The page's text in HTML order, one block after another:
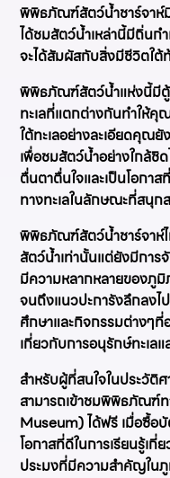
พิพิธภัณฑ์สัตว์น้ำชาร์จาห์
ได้ชมสัตว์น้ำเหล่านี้มีถิ่น
จะได้สัมผัสกับสิ่งมีชีวิตใต้
พิพิธภัณฑ์สัตว์น้ำแห่งนี้มี
ทะเลที่แตกต่างกันทำให้คุ
ใต้ทะเลอย่างละเอียดคุณยั
เพื่อชมสัตว์น้ำอย่างใกล้
ตื่นตาตื่นใจและเป็นโอกา
ทางทะเลในลักษณะที่สนุก
พิพิธภัณฑ์สัตว์น้ำชาร์จาห์
สัตว์น้ำเท่านั้นแต่ยังมีการ
มีความหลากหลายของภู
จนถึงแนวปะการังลึกลงไ
ศึกษาและกิจกรรมต่างๆที่
เกี่ยวกับการอนุรักษ์ทะเล
สำหรับผู้ที่สนใจในประวั
สามารถเข้าชมพิพิธภัณฑ์
Museum) ได้ฟรี เมื่อซื้อ
โอกาสที่ดีในการเรียนรู้เ
ประมงที่มีความสำคัญใน